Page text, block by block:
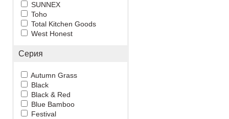
SUNNEX
Toho
Total Kitchen Goods
West Honest
Серия
Autumn Grass
Black
Black & Red
Blue Bamboo
Festival